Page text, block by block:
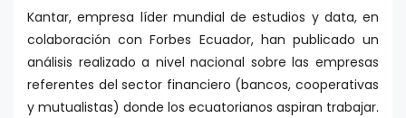
Kantar, empresa líder mundial de estudios y data, en
colaboración con Forbes Ecuador, han publicado un
análisis realizado a nivel nacional sobre las empresas
referentes del sector financiero (bancos, cooperativas
y mutualistas) donde los ecuatorianos aspiran trabajar.